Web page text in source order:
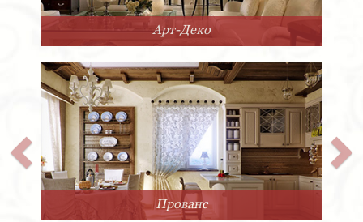
Арт-Деко
Прованс